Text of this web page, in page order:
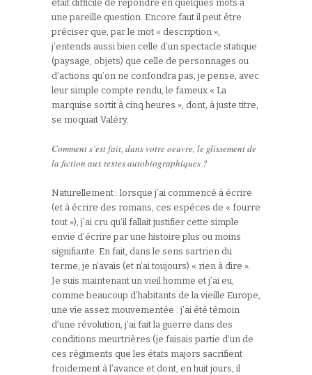
était difficile de répondre en quelques mots à
une pareille question. Encore faut il peut être
préciser que, par le mot « description »,
j’entends aussi bien celle d’un spectacle statique
(paysage, objets) que celle de personnages ou
d’actions qu’on ne confondra pas, je pense, avec
leur simple compte rendu, le fameux « La
marquise sortit à cinq heures », dont, à juste titre,
se moquait Valéry.
Comment s’est fait, dans votre oeuvre, le glissement de
la fiction aux textes autobiographiques ?
Naturellement : lorsque j’ai commencé à écrire
(et à écrire des romans, ces espéces de « fourre
tout »), j’ai cru qu’il fallait justifier cette simple
envie d’écrire par une histoire plus ou moins
signifiante. En fait, dans le sens sartrien du
terme, je n’avais (et n’ai toujours) « rien à dire ».
Je suis maintenant un vieil homme et j’ai eu,
comme beaucoup d’habitants de la vieille Europe,
une vie assez mouvementée : j’ai été témoin
d’une révolution, j’ai fait la guerre dans des
conditions meurtrières (je faisais partie d’un de
ces régiments que les états majors sacrifient
froidement à l’avance et dont, en huit jours, il